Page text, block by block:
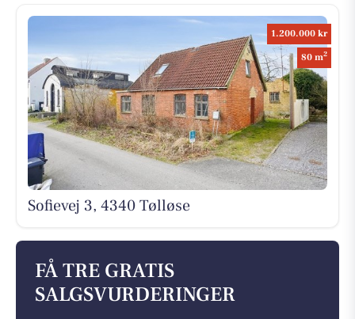
1.200.000 kr
80 m2
Sofievej 3, 4340 Tølløse
FÅ TRE GRATIS
SALGSVURDERINGER